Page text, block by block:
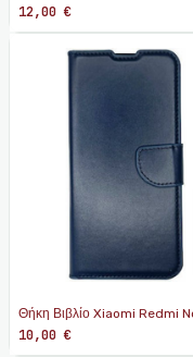
12,00 €
Θήκη Βιβλίο Xiaomi Redmi
5G Σκούρο Μπλέ
10,00 €